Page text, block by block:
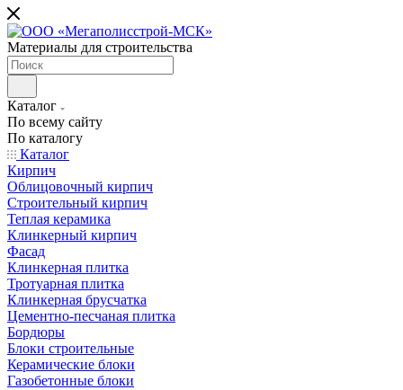
Материалы для строительства
Каталог
По всему сайту
По каталогу
Каталог
Кирпич
Облицовочный кирпич
Строительный кирпич
Теплая керамика
Клинкерный кирпич
Фасад
Клинкерная плитка
Тротуарная плитка
Клинкерная брусчатка
Цементно-песчаная плитка
Бордюры
Блоки строительные
Керамические блоки
Газобетонные блоки